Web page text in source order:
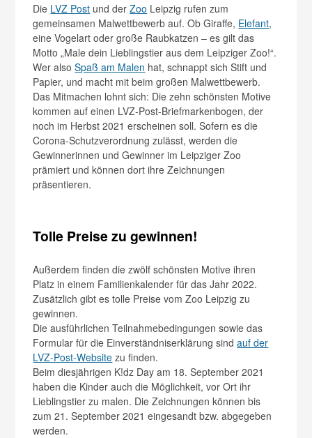
Die LVZ Post und derZoo Leipzig rufen zum
gemeinsamen Malwettbewerb auf. Ob Giraffe, Elefant,
eine Vogelart oder große Raubkatzen – es gilt das
Motto „Male dein Lieblingstier aus dem Leipziger Zoo!“.
Wer alsoSpaß am Malen hat, schnappt sich Stift und
Papier, und macht mit beim großen Malwettbewerb.
Das Mitmachen lohnt sich: Die zehn schönsten Motive
kommen auf einen LVZ-Post-Briefmarkenbogen, der
noch im Herbst 2021 erscheinen soll. Sofern es die
Corona-Schutzverordnung zulässt, werden die
Gewinnerinnen und Gewinner im Leipziger Zoo
prämiert und können dort ihre Zeichnungen
präsentieren.
Tolle Preise zu gewinnen!
Außerdem finden die zwölf schönsten Motive ihren
Platz in einem Familienkalender für das Jahr 2022.
Zusätzlich gibt es tolle Preise vom Zoo Leipzig zu
gewinnen.
Die ausführlichen Teilnahmebedingungen sowie das
Formular für die Einverständniserklärung sindauf der
LVZ-Post-Website zu finden.
Beim diesjährigen K!dz Day am 18. September 2021
haben die Kinder auch die Möglichkeit, vor Ort ihr
Lieblingstier zu malen. Die Zeichnungen können bis
zum 21. September 2021 eingesandt bzw. abgegeben
werden.